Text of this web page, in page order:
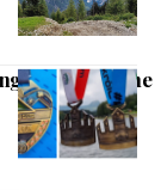
[subiektywne